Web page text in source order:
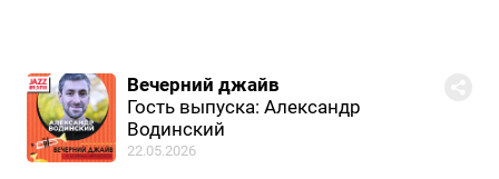
Вечерний джайв
Гость выпуска: Александр
Водинский
22.05.2026